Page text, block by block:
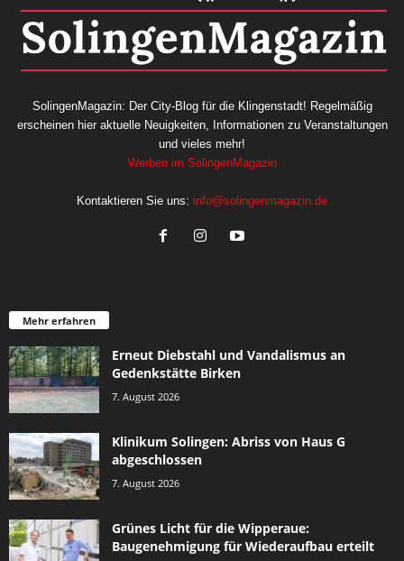
SolingenMagazin: Der City-Blog für die Klingenstadt! Regelmäßig
erscheinen hier aktuelle Neuigkeiten, Informationen zu Veranstaltungen
und vieles mehr!
Werben im SolingenMagazin
Kontaktieren Sie uns: info@solingenmagazin.de
Mehr erfahren
Erneut Diebstahl und Vandalismus an
Gedenkstätte Birken
7. August 2026
Klinikum Solingen: Abriss von Haus G
abgeschlossen
7. August 2026
Grünes Licht für die Wipperaue:
Baugenehmigung für Wiederaufbau erteilt